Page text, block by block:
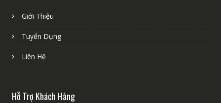
Giới Thiệu
Tuyển Dụng
Liên Hệ
Hỗ Trợ Khách Hàng